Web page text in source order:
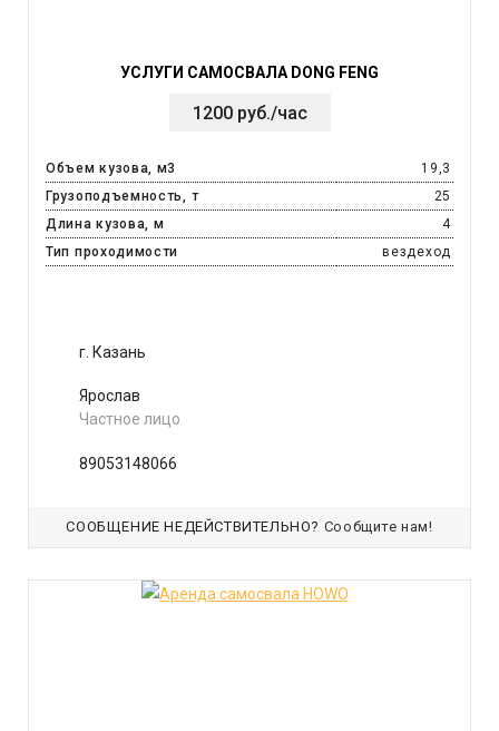
УСЛУГИ САМОСВАЛА DONG FENG
1200 руб./час
Объем кузова, м3
19,3
Грузоподъемность, т
25
Длина кузова, м
4
Тип проходимости
вездеход
г. Казань
Ярослав
Частное лицо
89053148066
СООБЩЕНИЕ НЕДЕЙСТВИТЕЛЬНО? Сообщите нам!